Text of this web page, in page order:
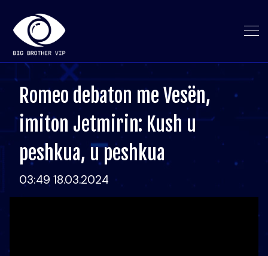
Romeo debaton me Vesën,
imiton Jetmirin: Kush u
peshkua, u peshkua
03:49 18.03.2024